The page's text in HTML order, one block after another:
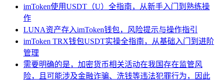
imToken使用USDT（U）全指南，从新手入门到熟练操
作
LUNA资产存入imToken钱包，风险提示与操作指引
imToken TRX钱包USDT实操全指南，从基础入门到进阶
管理
需要明确的是，加密货币相关活动在我国存在监管风
险，且可能涉及金融诈骗、洗钱等违法犯罪行为，因此